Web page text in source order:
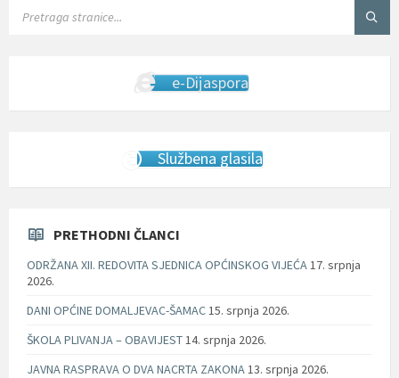
e-Dijaspora
Službena glasila
PRETHODNI ČLANCI
ODRŽANA XII. REDOVITA SJEDNICA OPĆINSKOG VIJEĆA17. srpnja
2026.
DANI OPĆINE DOMALJEVAC-ŠAMAC15. srpnja 2026.
ŠKOLA PLIVANJA – OBAVIJEST14. srpnja 2026.
JAVNA RASPRAVA O DVA NACRTA ZAKONA13. srpnja 2026.